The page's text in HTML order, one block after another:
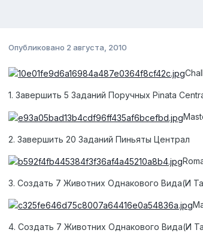
Опубликовано 2 августа, 2010
1. Завершить 5 Заданий Поручных Pinata
2. Завершить 20 Заданий Пиньяты Централ
3. Создать 7 Животних Однакового Вида(И
4. Создать 7 Животних Однакового Вида(И